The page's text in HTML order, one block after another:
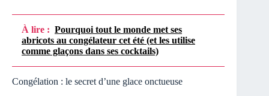
À lire : Pourquoi tout le monde met ses
abricots au congélateur cet été (et les utilise
comme glaçons dans ses cocktails)
Congélation : le secret d’une glace onctueuse